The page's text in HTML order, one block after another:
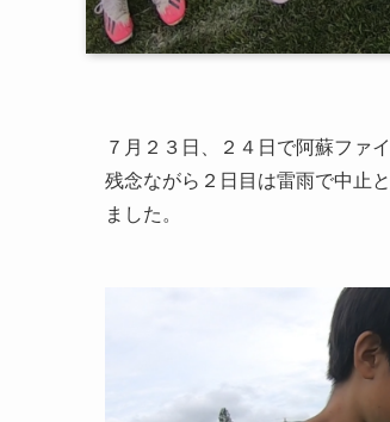
７月２３日、２４日で阿蘇ファ
残念ながら２日目は雷雨で中止
ました。